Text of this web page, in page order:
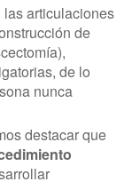
las articulaciones
de
de lo
nunca
destacar que